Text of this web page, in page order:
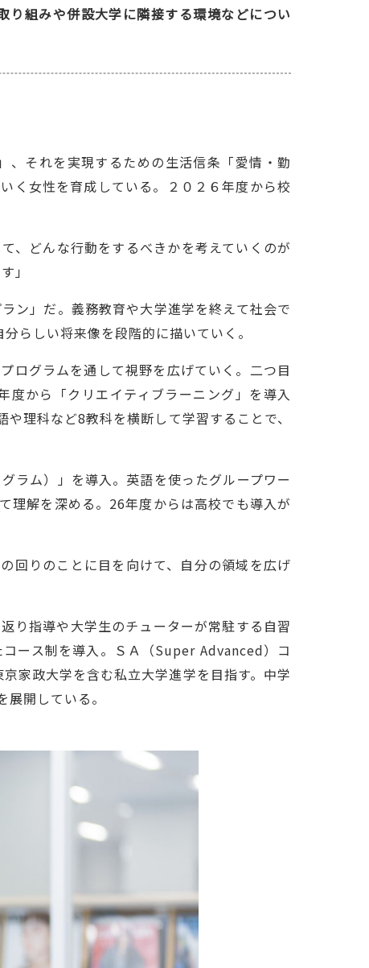
組みや併設大学に隣接する環境などについ
それを実現するための生活信条「愛情・勤
く女性を育成している。２０２６年度から校
、どんな行動をするべきかを考えていくのが
」
ン」だ。義務教育や大学進学を終えて社会で
らしい将来像を段階的に描いていく。
ログラムを通して視野を広げていく。二つ目
から「クリエイティブラーニング」を導入
理科など8教科を横断して学習することで、
ラム）」を導入。英語を使ったグループワー
理解を深める。26年度からは高校でも導入が
回りのことに目を向けて、自分の領域を広げ
り指導や大学生のチューターが常駐する自習
ース制を導入。ＳＡ（Super Advanced）コ
家政大学を含む私立大学進学を目指す。中学
開している。